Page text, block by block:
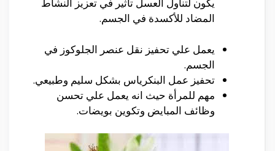
المضاد للأكسدة في الجسم.
يعمل علي تحفيز نقل عنصر الجلوكوز في
الجسم.
تحفيز عمل البنكرياس بشكل سليم وطبيعي.
مهم للمرأة حيث انه يعمل علي تحسن
وظائف المبايض وتكوين بويضات.